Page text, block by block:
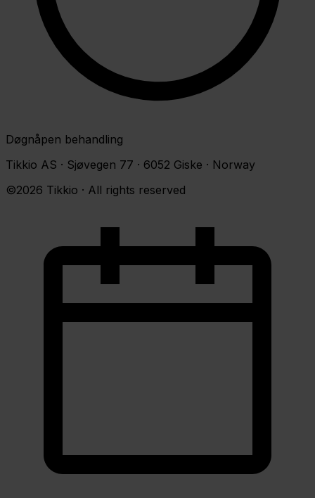
Døgnåpen behandling
Tikkio AS · Sjøvegen 77 · 6052 Giske · Norway
©2026 Tikkio · All rights reserved